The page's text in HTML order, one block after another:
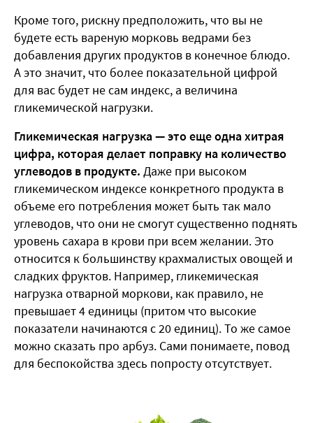
Кроме того, рискну предположить, что вы не
будете есть вареную морковь ведрами без
добавления других продуктов в конечное блюдо.
А это значит, что более показательной цифрой
для вас будет не сам индекс, а величина
гликемической нагрузки.
Гликемическая нагрузка — это еще одна хитрая
цифра, которая делает поправку на количество
углеводов в продукте. Даже при высоком
гликемическом индексе конкретного продукта в
объеме его потребления может быть так мало
углеводов, что они не смогут существенно поднять
уровень сахара в крови при всем желании. Это
относится к большинству крахмалистых овощей и
сладких фруктов. Например, гликемическая
нагрузка отварной моркови, как правило, не
превышает 4 единицы (притом что высокие
показатели начинаются с 20 единиц). То же самое
можно сказать про арбуз. Сами понимаете, повод
для беспокойства здесь попросту отсутствует.